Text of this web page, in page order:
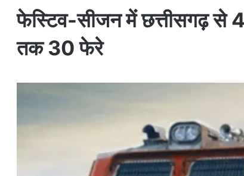
फेस्टिव-सीजन में छत्तीसगढ़ से
तक 30 फेरे